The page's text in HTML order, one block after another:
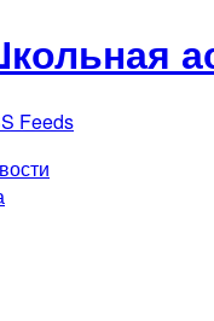
Feeds